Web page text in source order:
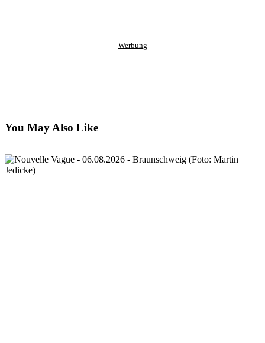
Werbung
You May Also Like